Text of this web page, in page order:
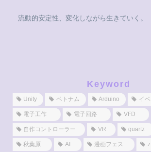
流動的安定性、変化しながら生きていく。
Keyword
Unity ベトナム Arduino イ
電子工作 電子回路 VFD
自作コントローラー VR quartz
秋葉原 AI 漫画フェス